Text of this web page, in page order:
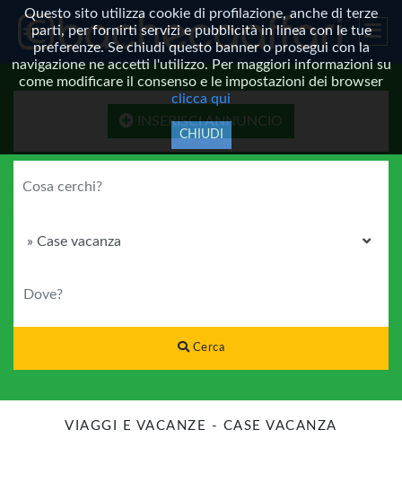
Questo sito utilizza cookie di profilazione, anche di terze
parti, per fornirti servizi e pubblicità in linea con le tue
preferenze. Se chiudi questo banner o prosegui con la
navigazione ne accetti l'utilizzo. Per maggiori informazioni su
come modificare il consenso e le impostazioni dei browser
clicca qui
CHIUDI
INSERISCI ANNUNCIO
Cerca
VIAGGI E VACANZE - CASE VACANZA